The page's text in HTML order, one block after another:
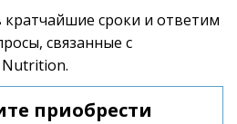
сроки и ответим
связанные с
приобрести